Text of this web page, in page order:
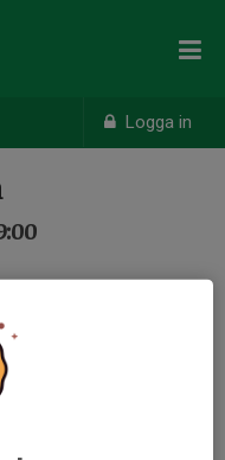
Logga in